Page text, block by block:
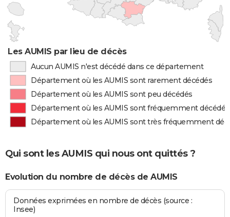
Les AUMIS par lieu de décès
Aucun AUMIS n'est décédé dans ce département
Département où les AUMIS sont rarement décédés
Département où les AUMIS sont peu décédés
Département où les AUMIS sont fréquemment décédés
Département où les AUMIS sont très fréquemment
Qui sont les AUMIS qui nous ont quittés ?
Evolution du nombre de décès de AUMIS
Données exprimées en nombre de décès (source :
Insee)